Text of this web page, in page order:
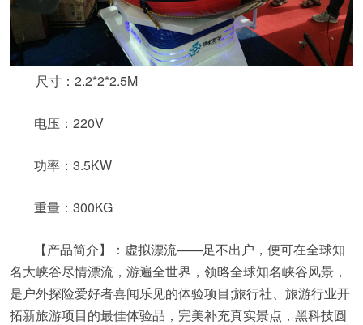
尺寸：2.2*2*2.5M
电压：220V
功率：3.5KW
重量：300KG
【产品简介】：虚拟漂流——足不出户，便可在全球知
名大峡谷尽情漂流，游遍全世界，领略全球知名峡谷风景，
是户外探险爱好者喜闻乐见的体验项目;旅行社、旅游行业开
拓新旅游项目的最佳体验品，完美补充真实景点，黑科技圆